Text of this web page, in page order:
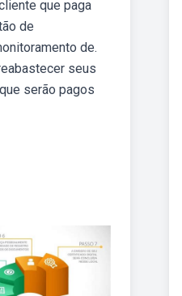
que paga
de
de.
seus
serão pagos